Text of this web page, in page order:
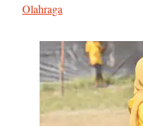
Sehubungan dengan
Olahraga